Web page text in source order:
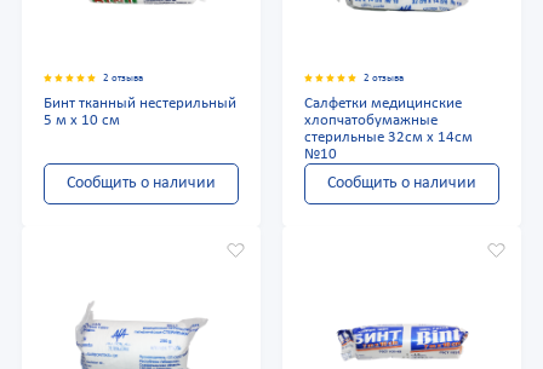
2 отзыва
Бинт тканный нестерильный
5 м х 10 см
Сообщить о наличии
2 отзыва
Салфетки медицинские
хлопчатобумажные
стерильные 32см х 14см
№10
Сообщить о наличии